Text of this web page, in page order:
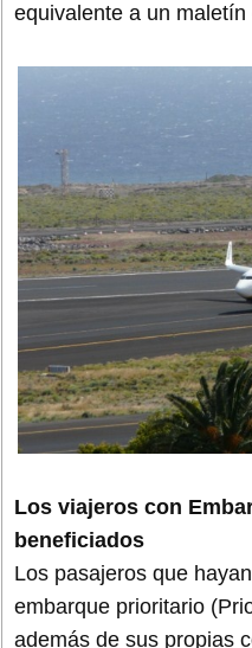
equivalente a un maletín
Los viajeros con
beneficiados
Los pasajeros que
embarque prioritario
además de sus propias